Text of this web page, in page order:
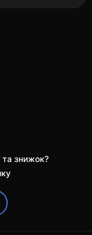
та знижок?